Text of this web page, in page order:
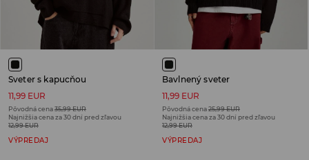
Sveter s kapucňou
11,99 EUR
Pôvodná cena35,99 EUR
Najnižšia cena za 30 dní pred zľavou
12,99 EUR
VÝPREDAJ
Bavlnený sveter
11,99 EUR
Pôvodná cena25,99 EUR
Najnižšia cena za 30 dní pred zľavou
12,99 EUR
VÝPREDAJ